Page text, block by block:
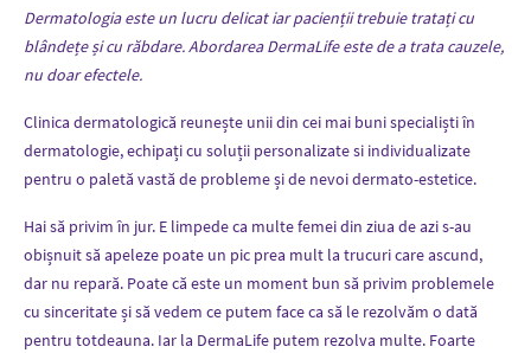
Dermatologia este un lucru delicat iar pacienții trebuie tratați cu
blândețe și cu răbdare. Abordarea DermaLife este de a trata cauzele,
nu doar efectele.
Clinica dermatologică reunește unii din cei mai buni specialiști în
dermatologie, echipați cu soluții personalizate si individualizate
pentru o paletă vastă de probleme și de nevoi dermato-estetice.
Hai să privim în jur. E limpede ca multe femei din ziua de azi s-au
obișnuit să apeleze poate un pic prea mult la trucuri care ascund,
dar nu repară. Poate că este un moment bun să privim problemele
cu sinceritate și să vedem ce putem face ca să le rezolvăm o dată
pentru totdeauna. Iar la DermaLife putem rezolva multe. Foarte